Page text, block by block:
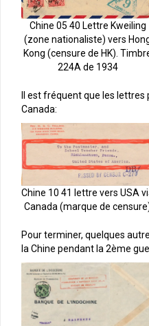
Chine 05 40 Lettre Kweiling
(zone nationaliste) vers
Kong (censure de HK).
224A de 1934
Il est fréquent que les lettres
Canada:
Chine 10 41 lettre vers USA
Canada (marque de
Pour terminer, quelques
la Chine pendant la 2ème